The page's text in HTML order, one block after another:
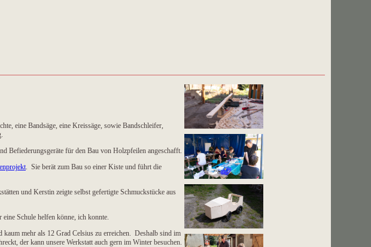
eine Bandsäge, eine Kreissäge, sowie Bandschleifer,
Befiederungsgeräte für den Bau von Holzpfeilen angeschafft.
. Sie berät zum Bau so einer Kiste und führt die
und Kerstin zeigte selbst gefertigte Schmuckstücke aus
Schule helfen könne, ich konnte.
mehr als 12 Grad Celsius zu erreichen. Deshalb sind im
der kann unsere Werkstatt auch gern im Winter besuchen.